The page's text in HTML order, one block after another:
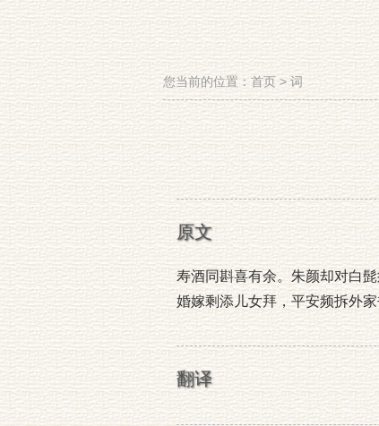
您当前的位置：首页>词
原文
寿酒同斟喜有余。朱颜却对白
婚嫁剩添儿女拜，平安频拆外
翻译